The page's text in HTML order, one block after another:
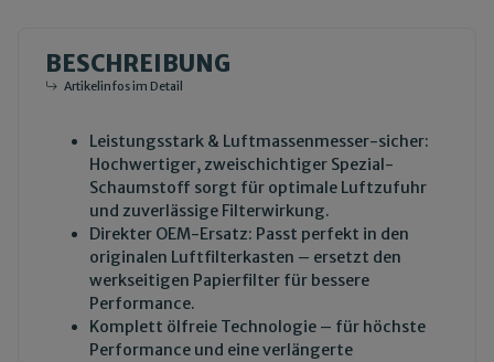
BESCHREIBUNG
Artikelinfos im Detail
Leistungsstark & Luftmassenmesser-sicher:
Hochwertiger, zweischichtiger Spezial-
Schaumstoff sorgt für optimale Luftzufuhr
und zuverlässige Filterwirkung.
Direkter OEM-Ersatz: Passt perfekt in den
originalen Luftfilterkasten – ersetzt den
werkseitigen Papierfilter für bessere
Performance.
Komplett ölfreie Technologie – für höchste
Performance und eine verlängerte